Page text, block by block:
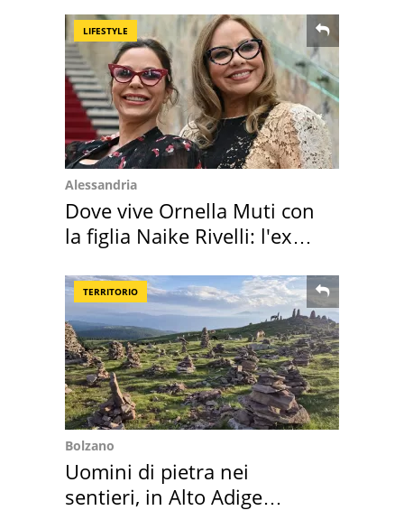
LIFESTYLE
Alessandria
Dove vive Ornella Muti con
la figlia Naike Rivelli: l'ex
TERRITORIO
Bolzano
Uomini di pietra nei
sentieri, in Alto Adige